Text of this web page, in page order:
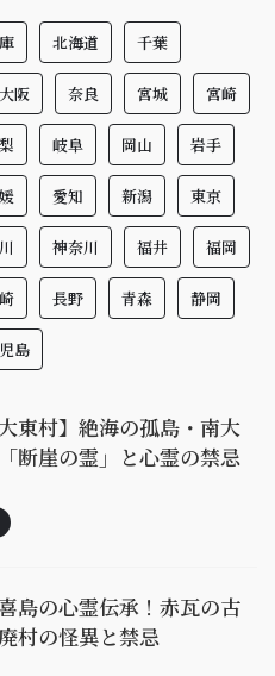
北海道 千葉
大阪 奈良 宮城 宮崎
岐阜 岡山 岩手
愛知 新潟 東京
神奈川 福井 福岡
長野 青森 静岡
島
東村】絶海の孤島・南大
断崖の霊」と心霊の禁忌
島の心霊伝承！赤瓦の古
村の怪異と禁忌